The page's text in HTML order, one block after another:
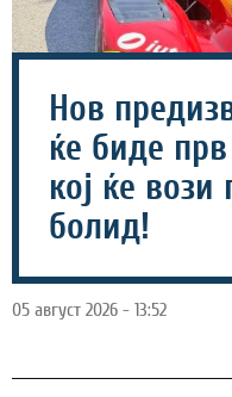
Нов
ќе биде
кој ќе вози
болид!
05 август 2026 - 13:52